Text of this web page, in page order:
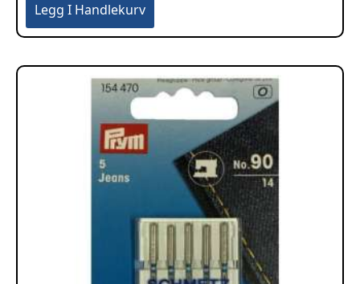
Legg I Handlekurv